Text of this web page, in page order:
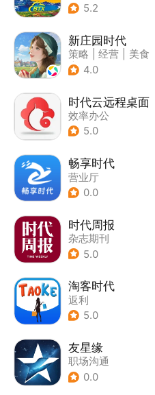
5.2
新庄园时代
策略 经营
美食
| 自由交易
4.0
时代云远程桌面
效率办公
5.0
畅享时代
营业厅
0.0
时代周报
杂志期刊
5.0
淘客时代
返利
5.0
友星缘
职场沟通
0.0